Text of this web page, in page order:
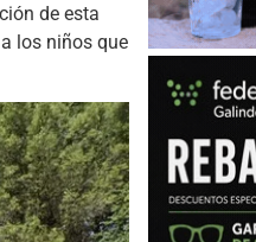
de esta
los niños que